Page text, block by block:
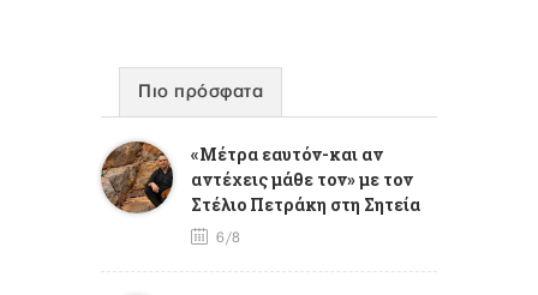
Πιο πρόσφατα
«Μέτρα εαυτόν-και αν
αντέχεις μάθε τον» με τον
Στέλιο Πετράκη στη Σητεία
6/8